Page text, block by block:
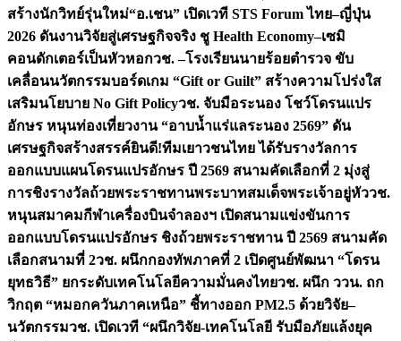
สร้างนักวิทย์รุ่นใหม่“อ.เชน” เปิดเวที STS Forum ไทย–ญี่ปุ่น
2026 ดันงานวิจัยสู่เศรษฐกิจจริง ชู Health Economy–เซมิ
คอนดักเตอร์เป็นหัวหอกวช. –โรงเรียนนายร้อยตำรวจ ขับ
เคลื่อนนวัตกรรมบอร์ดเกม “Gift or Guilt” สร้างความโปร่งใส
เสริมนโยบาย No Gift Policyวช. จับมือระนอง โชว์โดรนแปร
อักษร หนุนท่องเที่ยวงาน “อาบน้ำแร่แลระนอง 2569” ดัน
เศรษฐกิจสร้างสรรค์ยินดี!ทีมเยาวชนไทย ได้รับรางวัลการ
ออกแบบแผนโดรนแปรอักษร ปี 2569 สนามคัดเลือกที่ 2 มุ่งสู่
การชิงรางวัลถ้วยพระราชทานพระบาทสมเด็จพระเจ้าอยู่หัววช.
หนุนสมาคมกีฬาเครื่องบินจำลองฯ เปิดสนามแข่งขันการ
ออกแบบโดรนแปรอักษร ชิงถ้วยพระราชทาน ปี 2569 สนามคัด
เลือกสนามที่ 2วช. ผนึกกองทัพภาคที่ 2 เปิดศูนย์พัฒนา “โดรน
ยุทธวิธี” ยกระดับเทคโนโลยีความมั่นคงไทยวช. ผนึก ววน. ถก
วิกฤต “หมอกควันภาคเหนือ” ชี้ทางออก PM2.5 ด้วยวิจัย–
นวัตกรรมวช. เปิดเวที “ผนึกวิจัย-เทคโนโลยี รับมือภัยแล้งยุค